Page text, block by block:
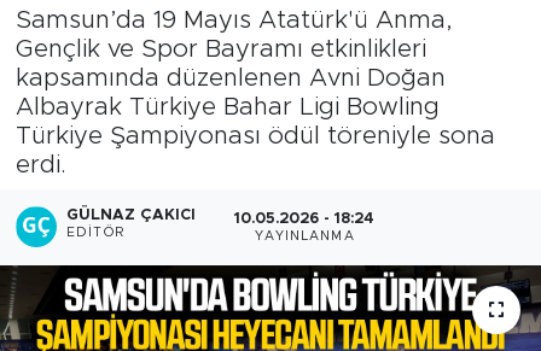
Samsun’da 19 Mayıs Atatürk'ü Anma,
Gençlik ve Spor Bayramı etkinlikleri
kapsamında düzenlenen Avni Doğan
Albayrak Türkiye Bahar Ligi Bowling
Türkiye Şampiyonası ödül töreniyle sona
erdi.
GÜLNAZ ÇAKICI
EDITÖR
10.05.2026 - 18:24
YAYINLANMA